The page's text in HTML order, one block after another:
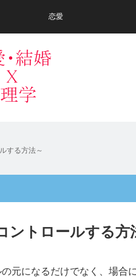
恋愛
する方法～
ントロールする方
元になるだけでなく、場合